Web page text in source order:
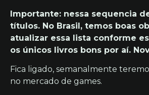
Importante: nessa sequencia
títulos. No Brasil, temos boas
atualizar essa lista conforme
os únicos livros bons por aí.
Fica ligado, semanalmente
no mercado de games.